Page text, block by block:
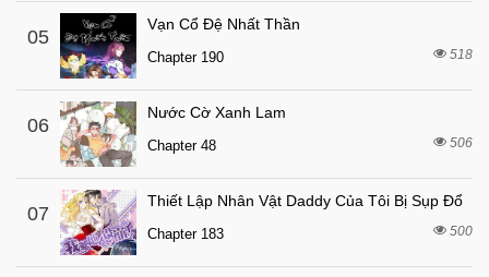
05
Vạn Cổ Đệ Nhất Thần
Chapter 190 518
06
Nước Cờ Xanh Lam
Chapter 48 506
07
Thiết Lập Nhân Vật Daddy Của Tôi Bị Sụp Đổ
Chapter 183 500